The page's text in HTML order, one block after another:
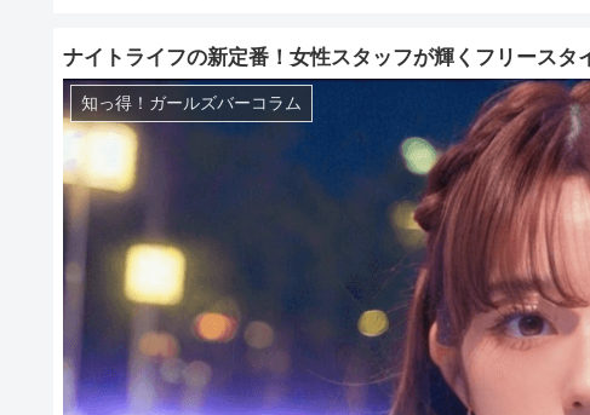
ナイトライフの新定番！女性スタッフが輝くフリースタ
知っ得！ガールズバーコラム